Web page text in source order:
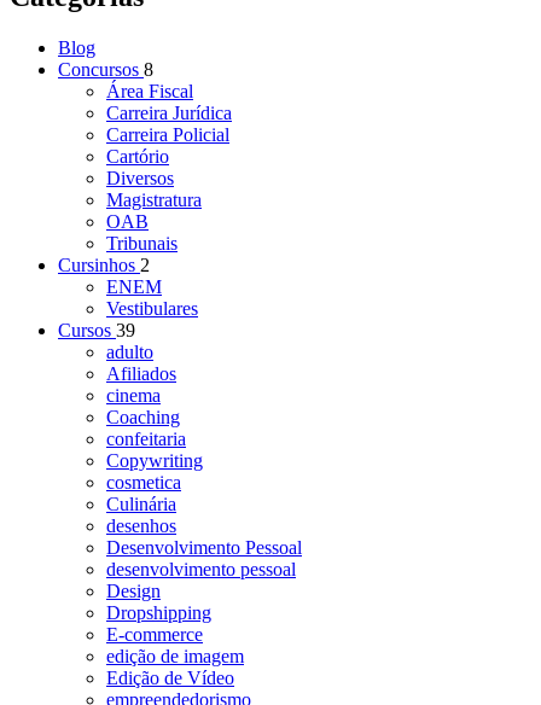
Blog
Concursos 8
Área Fiscal
Carreira Jurídica
Carreira Policial
Cartório
Diversos
Magistratura
OAB
Tribunais
Cursinhos 2
ENEM
Vestibulares
Cursos 39
adulto
Afiliados
cinema
Coaching
confeitaria
Copywriting
cosmetica
Culinária
desenhos
Desenvolvimento Pessoal
desenvolvimento pessoal
Design
Dropshipping
E-commerce
edição de imagem
Edição de Vídeo
empreendedorismo